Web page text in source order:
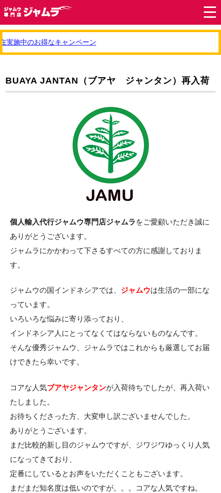
実施中のお得なキャンペーン
BUAYA JANTAN（ブアヤ ジャンタン）再入荷
個人輸入代行ジャムウ専門店ジャムラをご愛顧いただき誠に
ありがとうございます。
ジャムラにかかわって下さるすべての方に感謝しておりま
す。
ジャムウの国インドネシアでは、 ジャムウは生活の一部にな
っています。
いろいろな悩みに寄り添っており、
インドネシア人にとってなくてはならないものなんです。
そんな優秀ジャムウ、ジャムラではこれからも厳選してお届
けできたら幸いです。
コアな人気ブアヤジャンタンが入荷待ちでしたが、再入荷い
たしました。
お待ちくださった方、大変申し訳ございませんでした。
ありがとうございます。
まだ比較的新し目のジャムウですが、ジワジワゆっくり人気
になってきており、
定番にしているとお声をいただくこともございます。
まだまだ知名度は低いのですが。。。コアな人気ですね。